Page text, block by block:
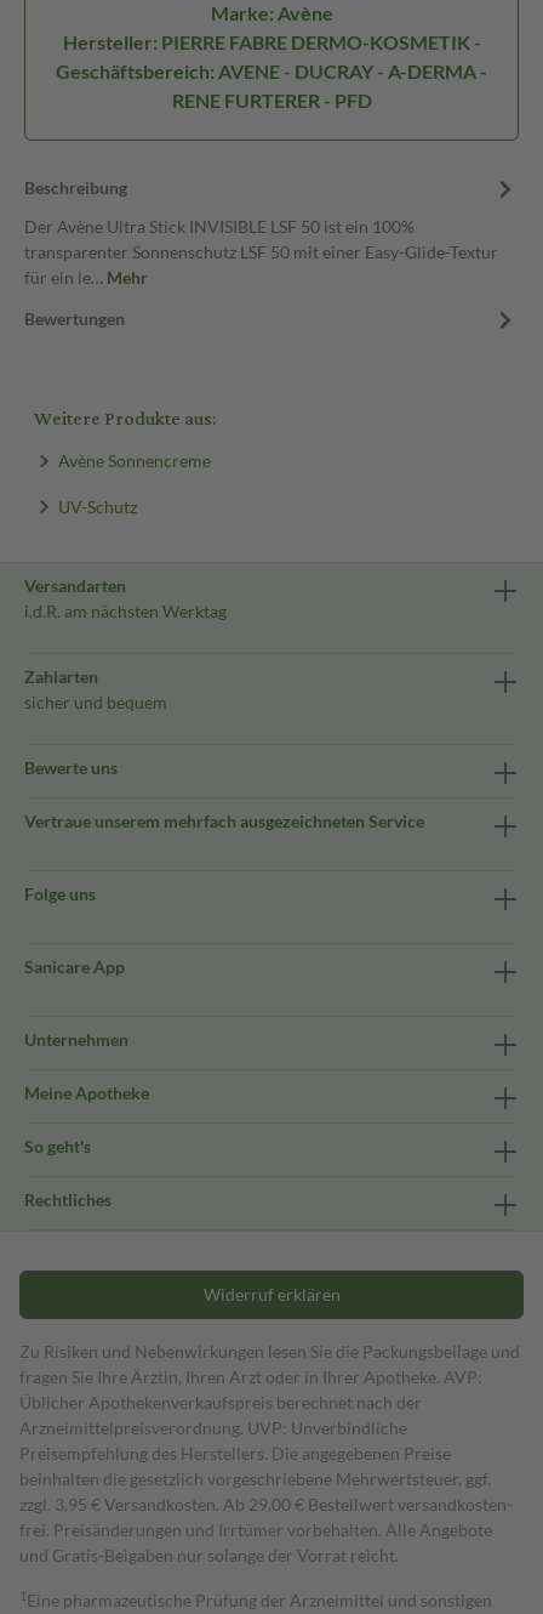
Marke: Avène
Hersteller: PIERRE FABRE DERMO-KOSMETIK -
Geschäftsbereich: AVENE - DUCRAY - A-DERMA -
RENE FURTERER - PFD
Beschreibung
Der Avène Ultra Stick INVISIBLE LSF 50 ist ein 100%
transparenter Sonnenschutz LSF 50 mit einer Easy-Glide-Textur
für ein le… Mehr
Bewertungen
Weitere Produkte aus:
Avène Sonnencreme
UV-Schutz
Versandarten
i.d.R. am nächsten Werktag
Zahlarten
sicher und bequem
Bewerte uns
Vertraue unserem mehrfach ausgezeichneten Service
Folge uns
Sanicare App
Unternehmen
Meine Apotheke
So geht's
Rechtliches
Widerruf erklären
Zu Risiken und Nebenwirkungen lesen Sie die Packungsbeilage und
fragen Sie Ihre Ärztin, Ihren Arzt oder in Ihrer Apotheke. AVP:
Üblicher Apothekenverkaufspreis berechnet nach der
Arzneimittelpreisverordnung. UVP: Unverbindliche
Preisempfehlung des Herstellers. Die angegebenen Preise
beinhalten die gesetzlich vorgeschriebene Mehrwertsteuer, ggf.
zzgl. 3,95 € Versandkosten. Ab 29,00 € Bestell­wert versand­kosten­
frei. Preisänderungen und Irrtümer vorbehalten. Alle Angebote
und Gratis-Beigaben nur solange der Vorrat reicht.
1 Eine pharmazeutische Prüfung der Arzneimittel und sonstigen